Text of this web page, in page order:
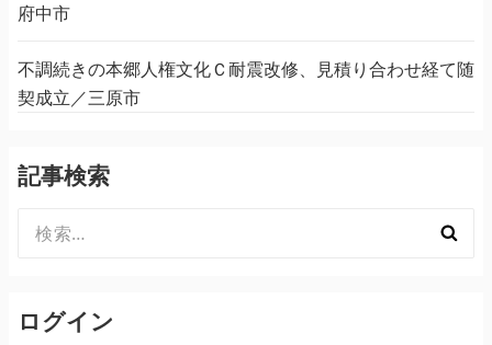
府中市
不調続きの本郷人権文化Ｃ耐震改修、見積り合わせ経て随
契成立／三原市
記事検索
索:
ログイン